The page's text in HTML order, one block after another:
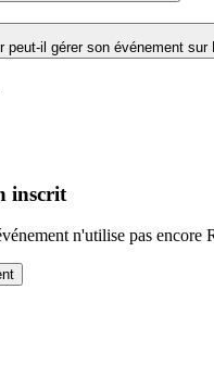
peut-il gérer son événement sur
inscrit
n'utilise pas encore